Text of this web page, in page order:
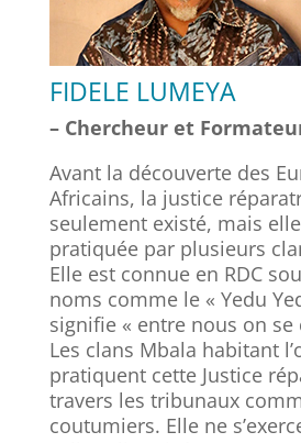
FIDELE LUMEYA
– Chercheur et
Avant la découverte des
Africains, la justice
seulement existé, mais
pratiquée par plusieurs
Elle est connue en RDC
noms comme le « Yedu
signifie « entre nous on se
Les clans Mbala habitant
pratiquent cette Justice
travers les tribunaux
coutumiers. Elle ne